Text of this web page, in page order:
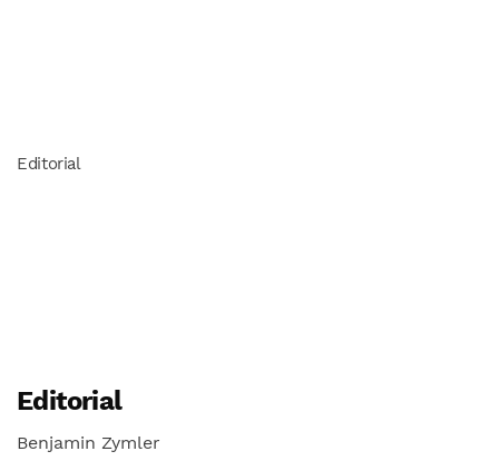
Editorial
Editorial
Benjamin Zymler